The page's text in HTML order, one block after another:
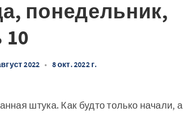
понедельник,
2022 • 8 окт. 2022 г.
штука. Как будто только начали, а